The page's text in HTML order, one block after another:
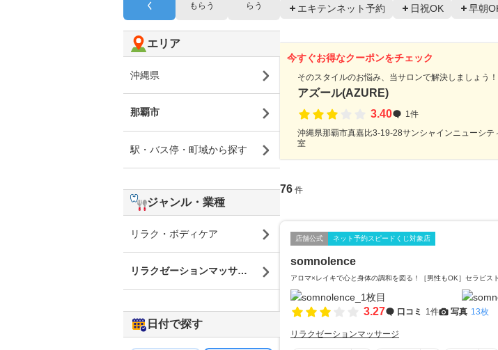
エキテンネット予約 日祝OK 早朝
今すぐお得なクーポンをチェック
そのスタイルのお悩み、当サロンで解決しましょう！
アズール(AZURE)
3.40
1件
沖縄県那覇市真嘉比3-19-28サンシャインニューシテ
室
76 件
店舗公式 ネット予約スピードくじ対象店
somnolence
アロマ×レイキで心と身体の調和を図る！［男性もOK］セラピス
3.27 口コミ 1件 写真 13枚
リラクゼーションマッサージ
く
もらう
らう
エリア
沖縄県
那覇市
駅・バス停・町域から探す
ジャンル・業種
リラク・ボディケア
リラクゼーションマッサージ
日付で探す